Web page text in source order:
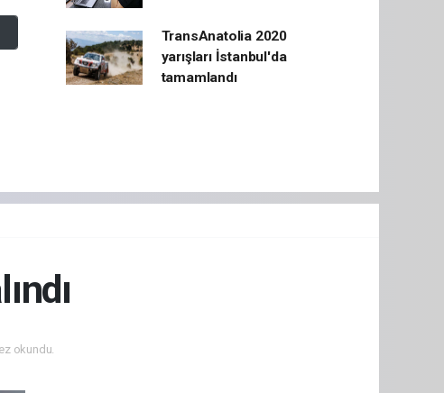
TransAnatolia 2020
yarışları İstanbul'da
tamamlandı
okundu.